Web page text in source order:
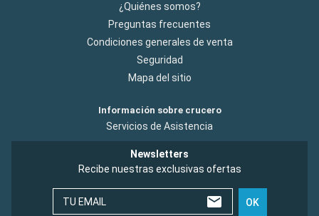
¿Quiénes somos?
Preguntas frecuentes
Condiciones generales de venta
Seguridad
Mapa del sitio
Información sobre crucero
Servicios de Asistencia
Newsletters
Recibe nuestras exclusivas ofertas
TU EMAIL OK